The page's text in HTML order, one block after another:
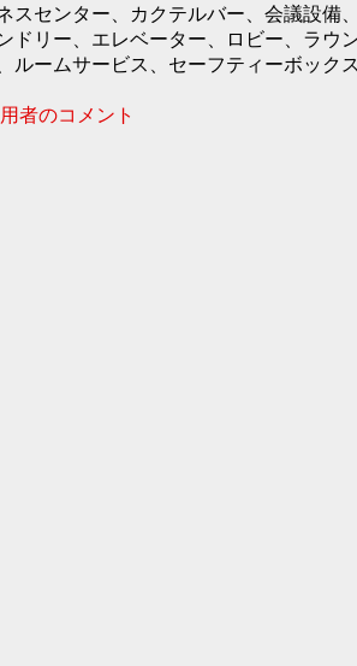
スセンター、カクテルバー、会議設備
ドリー、エレベーター、ロビー、ラウ
ルームサービス、セーフティーボック
者のコメント